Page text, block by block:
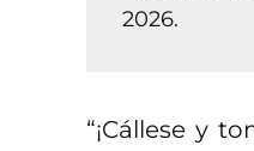
2026.
“¡Cállese y